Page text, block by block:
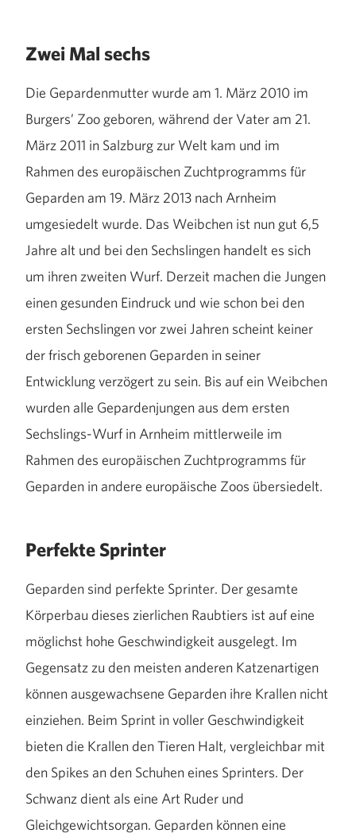
Zwei Mal sechs
Die Gepardenmutter wurde am 1. März 2010 im
Burgers’ Zoo geboren, während der Vater am 21.
März 2011 in Salzburg zur Welt kam und im
Rahmen des europäischen Zuchtprogramms für
Geparden am 19. März 2013 nach Arnheim
umgesiedelt wurde. Das Weibchen ist nun gut 6,5
Jahre alt und bei den Sechslingen handelt es sich
um ihren zweiten Wurf. Derzeit machen die Jungen
einen gesunden Eindruck und wie schon bei den
ersten Sechslingen vor zwei Jahren scheint keiner
der frisch geborenen Geparden in seiner
Entwicklung verzögert zu sein. Bis auf ein Weibchen
wurden alle Gepardenjungen aus dem ersten
Sechslings-Wurf in Arnheim mittlerweile im
Rahmen des europäischen Zuchtprogramms für
Geparden in andere europäische Zoos übersiedelt.
Perfekte Sprinter
Geparden sind perfekte Sprinter. Der gesamte
Körperbau dieses zierlichen Raubtiers ist auf eine
möglichst hohe Geschwindigkeit ausgelegt. Im
Gegensatz zu den meisten anderen Katzenartigen
können ausgewachsene Geparden ihre Krallen nicht
einziehen. Beim Sprint in voller Geschwindigkeit
bieten die Krallen den Tieren Halt, vergleichbar mit
den Spikes an den Schuhen eines Sprinters. Der
Schwanz dient als eine Art Ruder und
Gleichgewichtsorgan. Geparden können eine